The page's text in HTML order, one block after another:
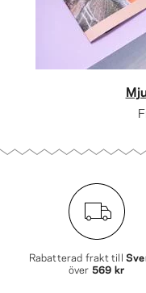
Rabatterad frakt till
över 569 kr